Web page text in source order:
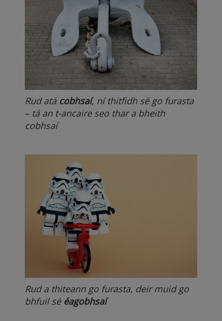
Rud atá cobhsaí, ní thitfidh sé go furasta
– tá an t-ancaire seo thar a bheith
cobhsaí
Rud a thiteann go furasta, deir muid go
bhfuil sé éagobhsaí